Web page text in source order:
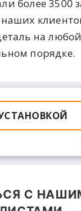
более 3500
на
порядке.
С